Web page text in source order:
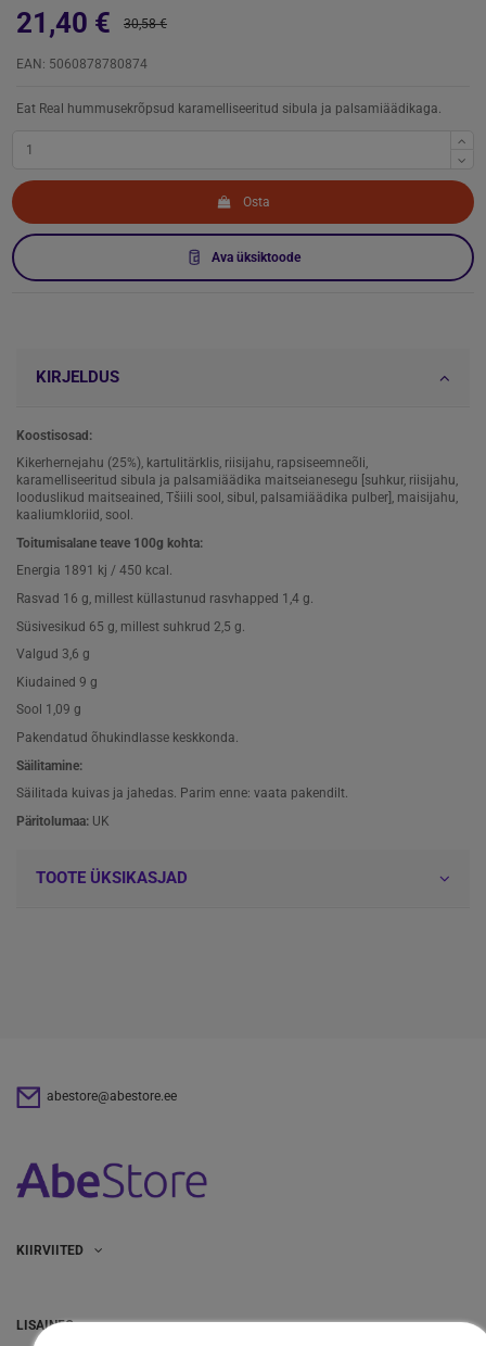
21,40 € 30,58 €
EAN: 5060878780874
Eat Real hummusekrõpsud karamelliseeritud sibula ja palsamiäädikaga.
Osta
Ava üksiktoode
KIRJELDUS
Koostisosad:
Kikerhernejahu (25%), kartulitärklis, riisijahu, rapsiseemneõli,
karamelliseeritud sibula ja palsamiäädika maitseianesegu [suhkur, riisijahu,
looduslikud maitseained, Tšiili sool, sibul, palsamiäädika pulber], maisijahu,
kaaliumkloriid, sool.
Toitumisalane teave 100g kohta:
Energia 1891 kj / 450 kcal.
Rasvad 16 g, millest küllastunud rasvhapped 1,4 g.
Süsivesikud 65 g, millest suhkrud 2,5 g.
Valgud 3,6 g
Kiudained 9 g
Sool 1,09 g
Pakendatud õhukindlasse keskkonda.
Säilitamine:
Säilitada kuivas ja jahedas. Parim enne: vaata pakendilt.
Päritolumaa: UK
TOOTE ÜKSIKASJAD
abestore@abestore.ee
KIIRVIITED
LISAINFO